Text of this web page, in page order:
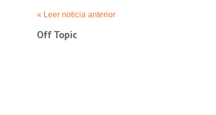
« Leer noticia anterior
Off Topic